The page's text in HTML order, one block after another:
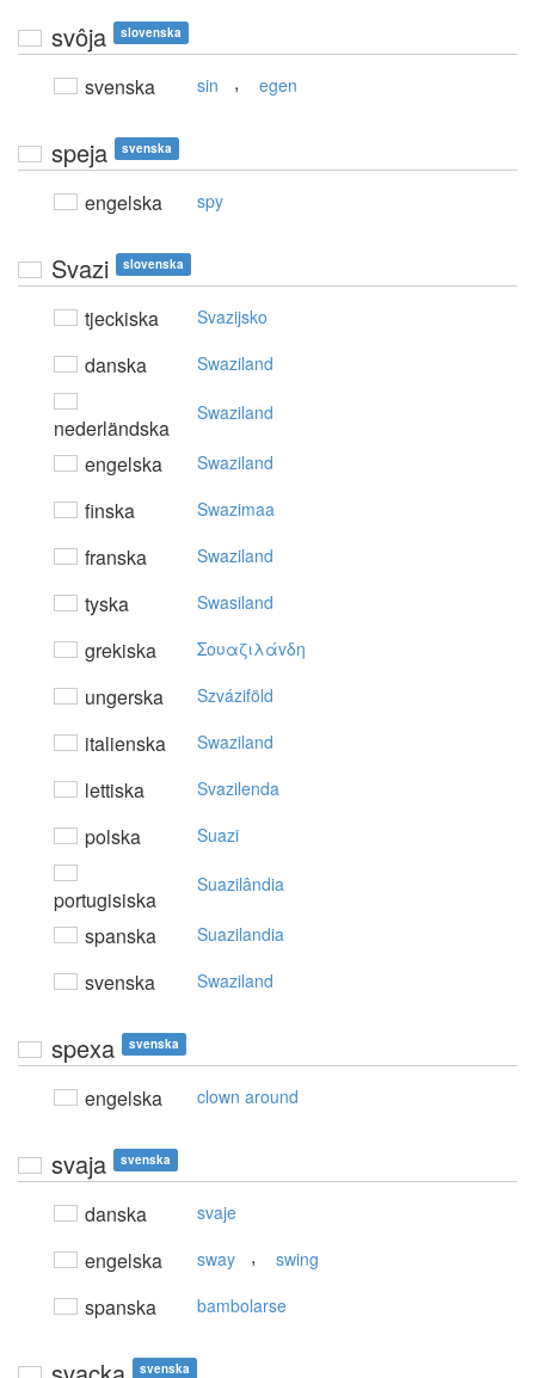
svôja slovenska
svenska sin , egen
speja svenska
engelska spy
Svazi slovenska
tjeckiska Svazijsko
danska Swaziland
nederländska
Swaziland
engelska Swaziland
finska Swazimaa
franska Swaziland
tyska Swasiland
grekiska Σoυαζιλάvδη
ungerska Szváziföld
italienska Swaziland
lettiska Svazilenda
polska Suazi
portugisiska
Suazilândia
spanska Suazilandia
svenska Swaziland
spexa svenska
engelska clown around
svaja svenska
danska svaje
engelska sway , swing
spanska bambolarse
svenska